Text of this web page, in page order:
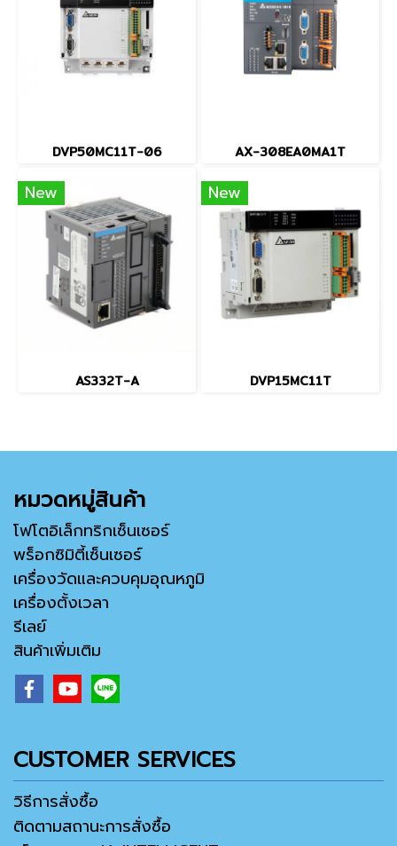
DVP50MC11T-06 AX-308EA0MA1T
New
AS332T-A
New
DVP15MC11T
หมวดหมู่สินค้า
โฟโตอิเล็กทริกเซ็นเซอร์
พร็อกซิมิตี้เซ็นเซอร์
เครื่องวัดและควบคุมอุณหภูมิ
เครื่องตั้งเวลา
รีเลย์
สินค้าเพิ่มเติม
CUSTOMER SERVICES
วิธีการสั่งซื้อ
ติดตามสถานะการสั่งซื้อ